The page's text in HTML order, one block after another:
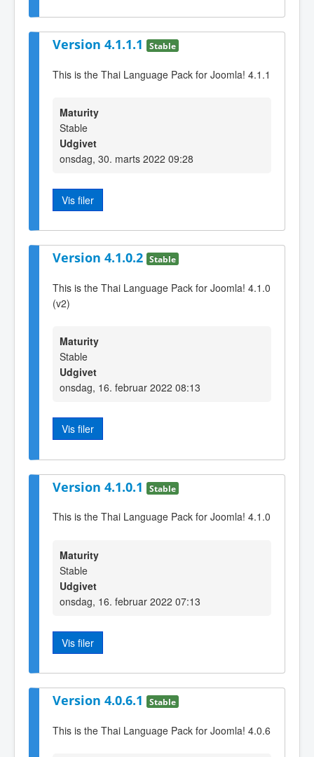
Version 4.1.1.1 Stable
This is the Thai Language Pack for Joomla! 4.1.1
Maturity
Stable
Udgivet
onsdag, 30. marts 2022 09:28
Vis filer
Version 4.1.0.2 Stable
This is the Thai Language Pack for Joomla! 4.1.0
(v2)
Maturity
Stable
Udgivet
onsdag, 16. februar 2022 08:13
Vis filer
Version 4.1.0.1 Stable
This is the Thai Language Pack for Joomla! 4.1.0
Maturity
Stable
Udgivet
onsdag, 16. februar 2022 07:13
Vis filer
Version 4.0.6.1 Stable
This is the Thai Language Pack for Joomla! 4.0.6